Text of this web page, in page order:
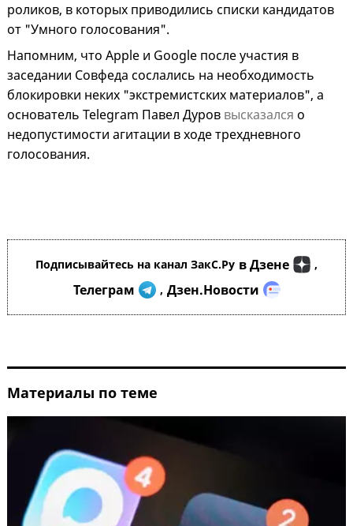
роликов, в которых приводились списки кандидатов
от "Умного голосования".
Напомним, что Apple и Google после участия в
заседании Совфеда сослались на необходимость
блокировки неких "экстремистских материалов", а
основатель Telegram Павел Дуров высказался о
недопустимости агитации в ходе трехдневного
голосования.
Подписывайтесь на канал ЗакС.Ру в Дзене ,
Телеграм , Дзен.Новости
Материалы по теме